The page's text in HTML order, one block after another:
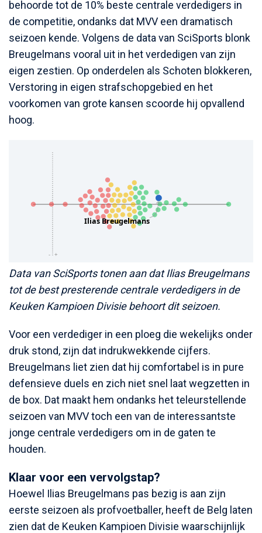
behoorde tot de 10% beste centrale verdedigers in
de competitie, ondanks dat MVV een dramatisch
seizoen kende. Volgens de data van SciSports blonk
Breugelmans vooral uit in het verdedigen van zijn
eigen zestien. Op onderdelen als Schoten blokkeren,
Verstoring in eigen strafschopgebied en het
voorkomen van grote kansen scoorde hij opvallend
hoog.
Data van SciSports tonen aan dat Ilias Breugelmans
tot de best presterende centrale verdedigers in de
Keuken Kampioen Divisie behoort dit seizoen.
Voor een verdediger in een ploeg die wekelijks onder
druk stond, zijn dat indrukwekkende cijfers.
Breugelmans liet zien dat hij comfortabel is in pure
defensieve duels en zich niet snel laat wegzetten in
de box. Dat maakt hem ondanks het teleurstellende
seizoen van MVV toch een van de interessantste
jonge centrale verdedigers om in de gaten te
houden.
Klaar voor een vervolgstap?
Hoewel Ilias Breugelmans pas bezig is aan zijn
eerste seizoen als profvoetballer, heeft de Belg laten
zien dat de Keuken Kampioen Divisie waarschijnlijk